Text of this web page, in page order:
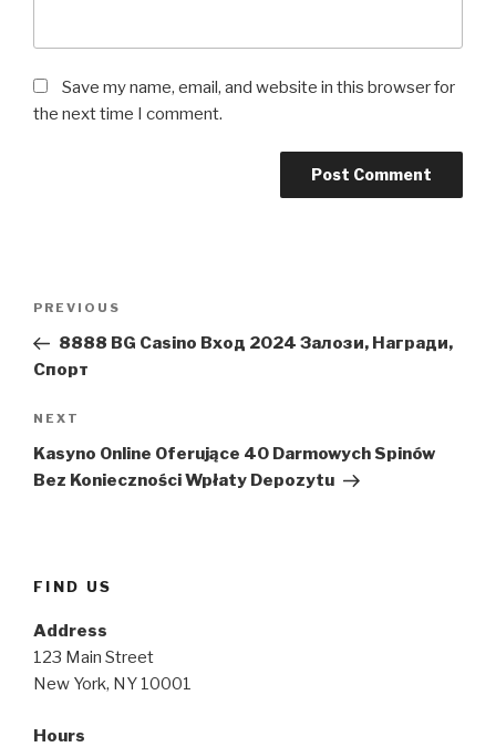
Save my name, email, and website in this browser for
the next time I comment.
Previous
Post
PREVIOUS
8888 BG Casino Вход 2024 Залози, Награди,
Спорт
Next
Post
NEXT
Kasyno Online Oferujące 40 Darmowych Spinów
Bez Konieczności Wpłaty Depozytu
FIND US
Address
123 Main Street
New York, NY 10001
Hours